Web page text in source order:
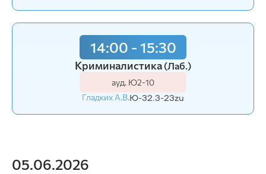
14:00 - 15:30
Криминалистика(Лаб.)
ауд. Ю2-10
Гладких А.В.Ю-32.3-23zu
05.06.2026